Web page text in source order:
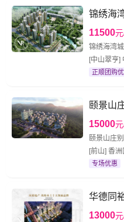
锦绣海
11500
锦绣海湾
[中山翠亨]
正顺团购
颐景山
15000
颐景山庄
[前山] 香
专场优惠
华德同
13000